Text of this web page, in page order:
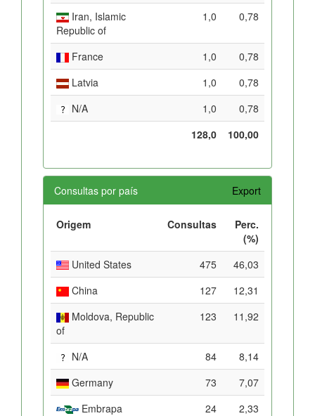
Iran, Islamic
Republic of
1,0 0,78
France 1,0
0,78
Latvia
1,0
0,78
N/A
1,0
0,78
128,0
100,00
Consultas por país Export
Origem Consultas
Perc.
(%)
United States
475
46,03
China
127
12,31
Moldova, Republic
of
123 11,92
N/A 84
8,14
Germany
73
7,07
Embrapa
24
2,33